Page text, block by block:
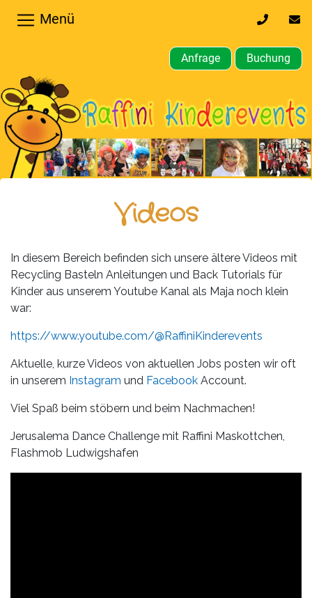
Home
Hochzeiten,
Privatfeier
Firmenfeier
Feste
Weitere
Leistungen
Über
uns
Events
Videos
0170
64
610
Menü
Anfrage Buchung
Videos
In diesem Bereich befinden sich unsere ältere Videos mit
Recycling Basteln Anleitungen und Back Tutorials für
Kinder aus unserem Youtube Kanal als Maja noch klein
war:
https://www.youtube.com/@RaffiniKinderevents
Aktuelle, kurze Videos von aktuellen Jobs posten wir oft
in unserem Instagram und Facebook Account.
Viel Spaß beim stöbern und beim Nachmachen!
Jerusalema Dance Challenge mit Raffini Maskottchen,
Flashmob Ludwigshafen